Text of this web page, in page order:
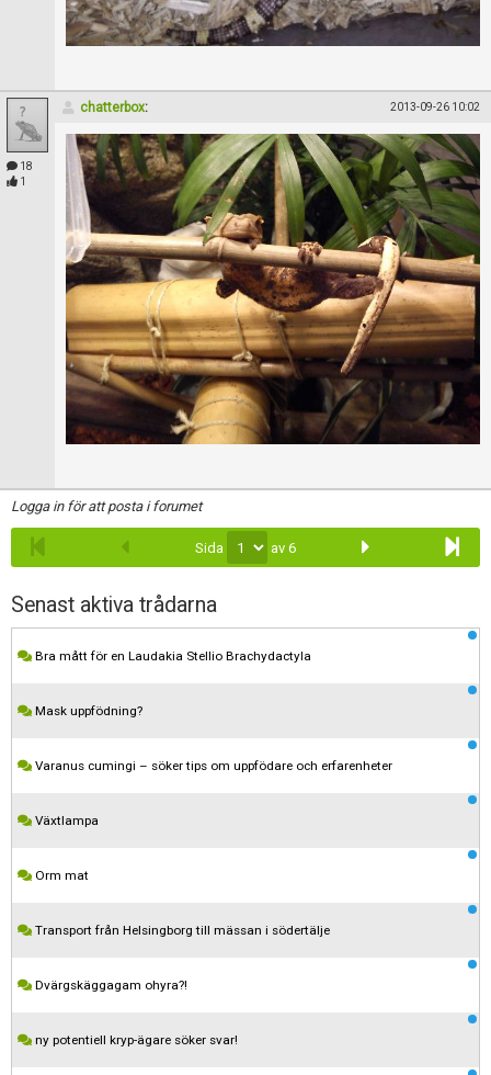
18
1
chatterbox: 2013-09-26 10:02
Logga in för att posta i forumet
Sida av 6
Senast aktiva trådarna
Bra mått för en Laudakia Stellio Brachydactyla
Mask uppfödning?
Varanus cumingi – söker tips om uppfödare och erfarenheter
Växtlampa
Orm mat
Transport från Helsingborg till mässan i södertälje
Dvärgskäggagam ohyra?!
ny potentiell kryp-ägare söker svar!